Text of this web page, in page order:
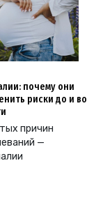
почему они
риски до и во
причин
—